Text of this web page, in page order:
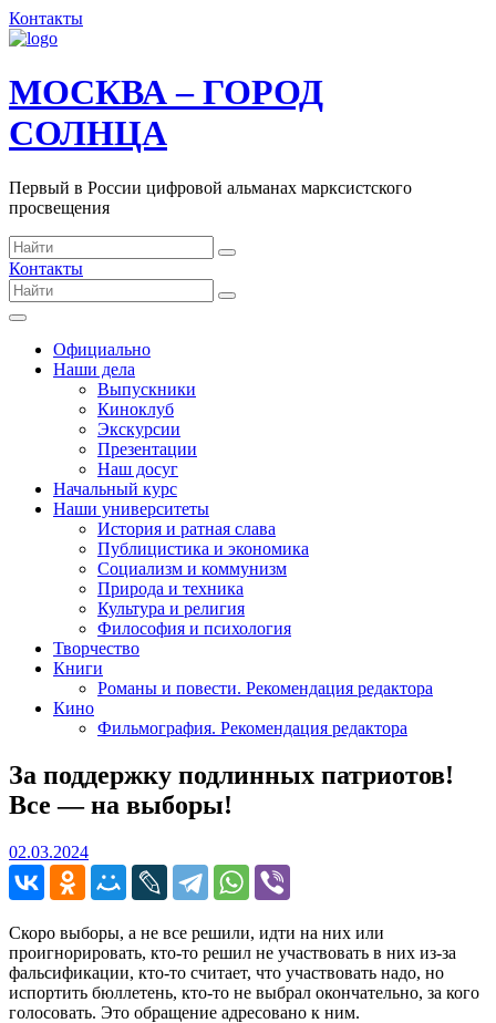
Контакты
МОСКВА – ГОРОД
СОЛНЦА
Первый в России цифровой альманах марксистского
просвещения
Контакты
Официально
Наши дела
Выпускники
Киноклуб
Экскурсии
Презентации
Наш досуг
Начальный курс
Наши университеты
История и ратная слава
Публицистика и экономика
Социализм и коммунизм
Природа и техника
Культура и религия
Философия и психология
Творчество
Книги
Романы и повести. Рекомендация редактора
Кино
Фильмография. Рекомендация редактора
За поддержку подлинных патриотов!
Все — на выборы!
02.03.202402.03.2024
Скоро выборы, а не все решили, идти на них или
проигнорировать, кто-то решил не участвовать в них из-за
фальсификации, кто-то считает, что участвовать надо, но
испортить бюллетень, кто-то не выбрал окончательно, за кого
голосовать. Это обращение адресовано к ним.